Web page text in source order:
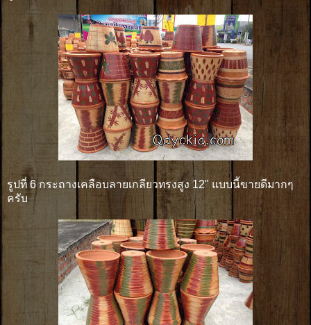
รูปที่ 6 กระถางเคลือบลายเกลียวทรงสูง 12" แบบนี้ขายดีมากๆ
ครับ